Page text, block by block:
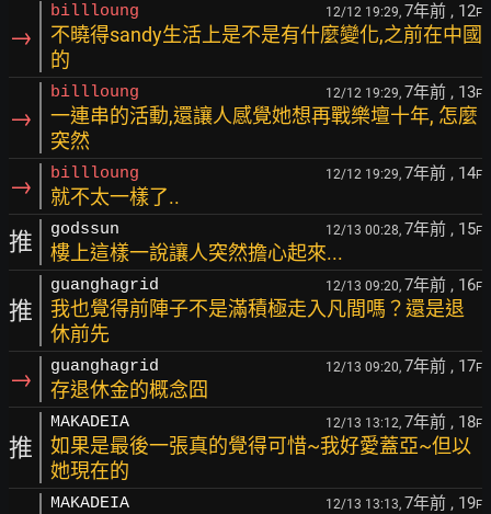
→
billloung 12/12 19:29, 7年前 , 12F
不曉得sandy生活上是不是有什麼變化,之前在中國
的
→
billloung 12/12 19:29, 7年前 , 13F
一連串的活動,還讓人感覺她想再戰樂壇十年, 怎麼
突然
→ billloung 12/12 19:29, 7年前 , 14F
就不太一樣了..
推 godssun 12/13 00:28, 7年前 , 15F
樓上這樣一說讓人突然擔心起來...
推
guanghagrid 12/13 09:20, 7年前 , 16F
我也覺得前陣子不是滿積極走入凡間嗎？還是退
休前先
→ guanghagrid 12/13 09:20, 7年前 , 17F
存退休金的概念囧
推
MAKADEIA 12/13 13:12, 7年前 , 18F
如果是最後一張真的覺得可惜~我好愛蓋亞~但以
她現在的
MAKADEIA 12/13 13:13, 7年前 , 19F